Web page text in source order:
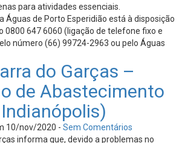
para atividades essenciais.
Águas de Porto Esperidião está à disposição
0800 647 6060 (ligação de telefone fixo e
número (66) 99724-2963 ou pelo Águas
do Garças –
de Abastecimento
10/nov/2020 - Sem Comentários
informa que, devido a problemas no